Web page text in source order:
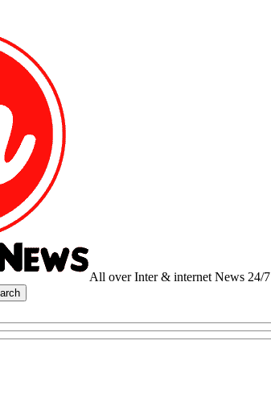
All over Inter & internet News 24/7